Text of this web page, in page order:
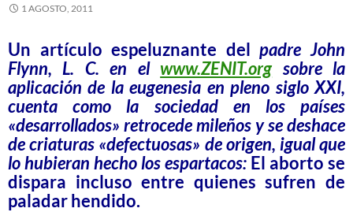
1 AGOSTO, 2011
Un artículo espeluznante delpadre John
Flynn, L. C. en el www.ZENIT.orgsobre la
aplicación de la eugenesia en pleno siglo XXI,
cuenta como la sociedad en los países
«desarrollados» retrocede mileños y se deshace
de criaturas «defectuosas» de origen, igual que
lo hubieran hecho los espartacos: El aborto se
dispara incluso entre quienes sufren de
paladar hendido.